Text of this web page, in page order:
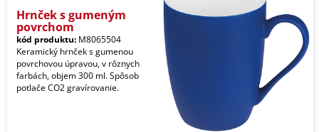
Hrnček s gumeným
povrchom
kód produktu: M8065504
Keramický hrnček s gumenou
povrchovou úpravou, v rôznych
farbách, objem 300 ml. Spôsob
potlače CO2 gravírovanie.